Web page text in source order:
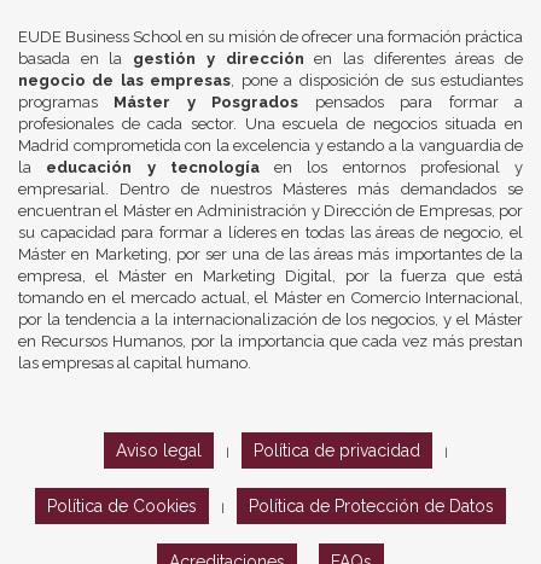
EUDE Business School en su misión de ofrecer una formación práctica
basada en la gestión y dirección en las diferentes áreas de
negocio de las empresas , pone a disposición de sus estudiantes
programas Máster y Posgrados pensados para formar a
profesionales de cada sector. Una escuela de negocios situada en
Madrid comprometida con la excelencia y estando a la vanguardia de
la educación y tecnologíaen los entornos profesional y
empresarial. Dentro de nuestros Másteres más demandados se
encuentran el Máster en Administración y Dirección de Empresas, por
su capacidad para formar a líderes en todas las áreas de negocio, el
Máster en Marketing, por ser una de las áreas más importantes de la
empresa, el Máster en Marketing Digital, por la fuerza que está
tomando en el mercado actual, el Máster en Comercio Internacional,
por la tendencia a la internacionalización de los negocios, y el Máster
en Recursos Humanos, por la importancia que cada vez más prestan
las empresas al capital humano.
Aviso legal Política de privacidad
Política de Cookies Política de Protección de Datos